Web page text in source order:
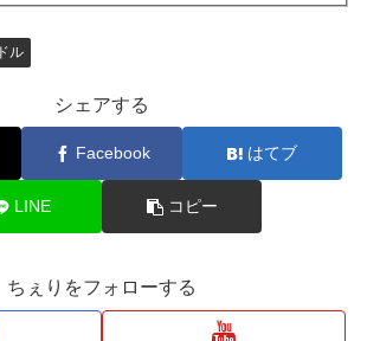
ル
シェアする
Facebook はてブ
LINE コピー
ちぇりをフォローする